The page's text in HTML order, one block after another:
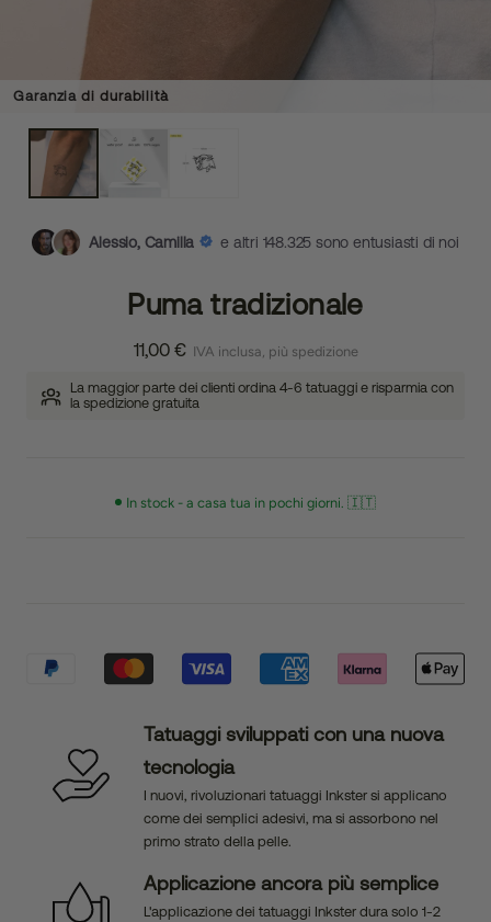
Garanzia di durabilità
Alessio, Camilla e altri 148.325 sono entusiasti di noi
Puma tradizionale
11,00 € IVA inclusa, più spedizione
La maggior parte dei clienti ordina 4-6 tatuaggi e risparmia con
la spedizione gratuita
In stock - a casa tua in pochi giorni. 🇮🇹
Tatuaggi sviluppati con una nuova
tecnologia
I nuovi, rivoluzionari tatuaggi Inkster si applicano
come dei semplici adesivi, ma si assorbono nel
primo strato della pelle.
Applicazione ancora più semplice
L'applicazione dei tatuaggi Inkster dura solo 1-2